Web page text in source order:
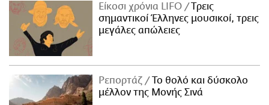
Είκοσι χρόνια LIFO
Tρεις
σημαντικοί Έλληνες μουσικοί, τρεις
μεγάλες απώλειες
Ρεπορτάζ
Το θολό και δύσκολο
μέλλον της Μονής Σινά